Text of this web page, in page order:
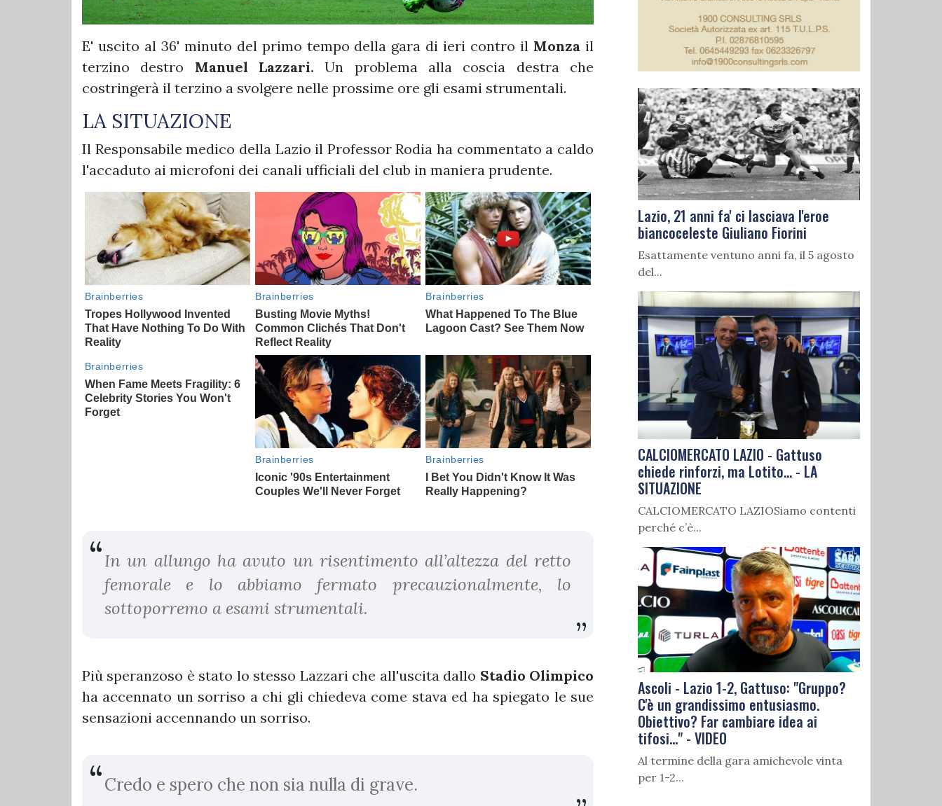
E' uscito al 36' minuto del primo tempo della gara di ieri contro il Monza il
terzino destro Manuel Lazzari.Un problema alla coscia destra che
costringerà il terzino a svolgere nelle prossime ore gli esami strumentali.
LA SITUAZIONE
Il Responsabile medico della Lazio il Professor Rodia ha commentato a caldo
l'accaduto ai microfoni dei canali ufficiali del club in maniera prudente.
In un allungo ha avuto un risentimento all’altezza del retto
femorale e lo abbiamo fermato precauzionalmente, lo
sottoporremo a esami strumentali.
Più speranzoso è stato lo stesso Lazzari che all'uscita dallo Stadio Olimpico
ha accennato un sorriso a chi gli chiedeva come stava ed ha spiegato le sue
sensazioni accennando un sorriso.
Credo e spero che non sia nulla di grave.
Lazio, 21 anni fa' ci lasciava l'eroe
biancoceleste Giuliano Fiorini
Esattamente ventuno anni fa, il 5 agosto
del...
CALCIOMERCATO LAZIO - Gattuso
chiede rinforzi, ma Lotito... - LA
SITUAZIONE
CALCIOMERCATO LAZIOSiamo contenti
perché c’è...
Ascoli - Lazio 1-2, Gattuso: "Gruppo?
C'è un grandissimo entusiasmo.
Obiettivo? Far cambiare idea ai
tifosi..." - VIDEO
Al termine della gara amichevole vinta
per 1-2...